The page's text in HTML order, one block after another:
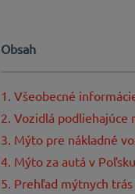
Obsah
1. Všeobecné
2. Vozidlá podliehajúce
3. Mýto pre nákladné
4. Mýto za autá v Poľsku
5. Prehľad mýtnych trás